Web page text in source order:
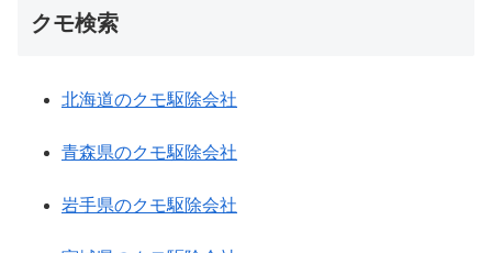
クモ検索
北海道のクモ駆除会社
青森県のクモ駆除会社
岩手県のクモ駆除会社